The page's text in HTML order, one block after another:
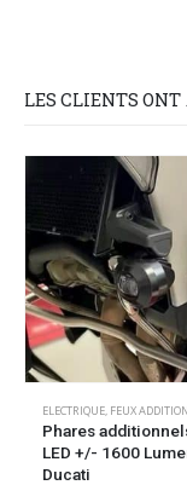
LES CLIENTS
CHARGEURS USB,ELECTRIQUE
ELECTRIQUE, FEUX
Phares
LED +/- 1600
Ducati